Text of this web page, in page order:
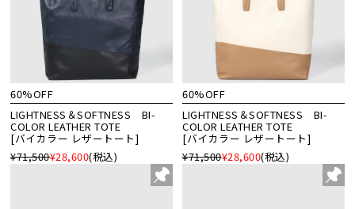
60%OFF
LIGHTNESS＆SOFTNESS BI-
COLOR LEATHER TOTE
[バイカラー レザートート]
¥71,500¥28,600(税込)
60%OFF
LIGHTNESS＆SOFTNESS BI-
COLOR LEATHER TOTE
[バイカラー レザートート]
¥71,500¥28,600(税込)